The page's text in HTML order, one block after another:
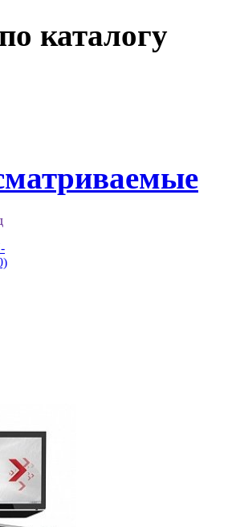
каталогу